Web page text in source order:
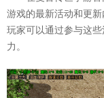
游戏的最新活动和更
玩家可以通过参与这
力。